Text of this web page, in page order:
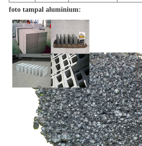
foto tampal aluminium: